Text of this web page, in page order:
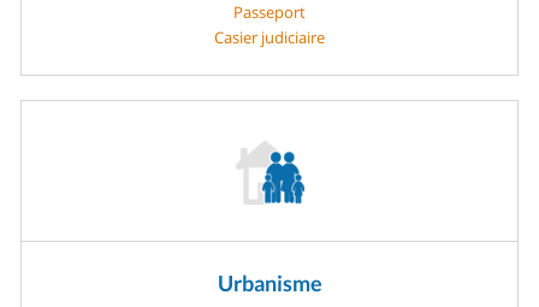
Passeport
Casier judiciaire
Urbanisme